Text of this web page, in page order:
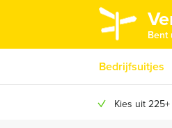
Bent
Bedrijfsuitjes
Kies uit